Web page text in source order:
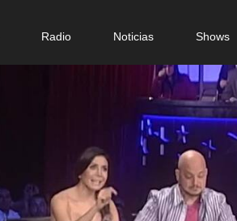
Radio Noticias Shows